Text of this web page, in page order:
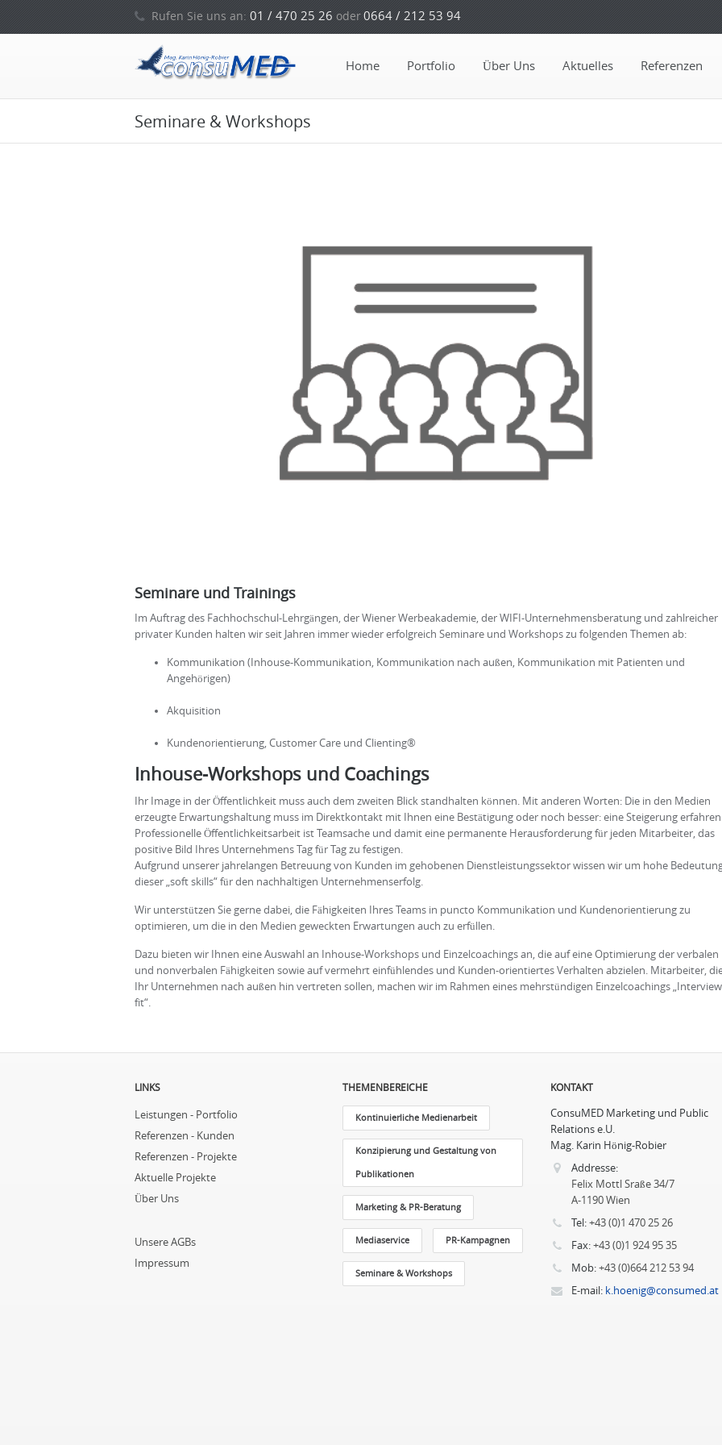
Rufen Sie uns an: 01 / 470 25 26 oder0664 / 212 53 94
Home Portfolio Über Uns Aktuelles Referenzen
Seminare & Workshops
Seminare und Trainings
Im Auftrag des Fachhochschul-Lehrgängen, der Wiener Werbeakademie, der WIFI-Unternehmensberatung und zahlreicher
privater Kunden halten wir seit Jahren immer wieder erfolgreich Seminare und Workshops zu folgenden Themen ab:
Kommunikation (Inhouse-Kommunikation, Kommunikation nach außen, Kommunikation mit Patienten und
Angehörigen)
Akquisition
Kundenorientierung, Customer Care und Clienting®
Inhouse-Workshops und Coachings
Ihr Image in der Öffentlichkeit muss auch dem zweiten Blick standhalten können. Mit anderen Worten: Die in den Medien
erzeugte Erwartungshaltung muss im Direktkontakt mit Ihnen eine Bestätigung oder noch besser: eine Steigerung
Professionelle Öffentlichkeitsarbeit ist Teamsache und damit eine permanente Herausforderung für jeden Mitarbeiter, das
positive Bild Ihres Unternehmens Tag für Tag zu festigen.
Aufgrund unserer jahrelangen Betreuung von Kunden im gehobenen Dienstleistungssektor wissen wir um hohe
dieser „soft skills“ für den nachhaltigen Unternehmenserfolg.
Wir unterstützen Sie gerne dabei, die Fähigkeiten Ihres Teams in puncto Kommunikation und Kundenorientierung zu
optimieren, um die in den Medien geweckten Erwartungen auch zu erfüllen.
Dazu bieten wir Ihnen eine Auswahl an Inhouse-Workshops und Einzelcoachings an, die auf eine Optimierung der verbalen
und nonverbalen Fähigkeiten sowie auf vermehrt einfühlendes und Kunden-orientiertes Verhalten abzielen. Mitarbeiter,
Ihr Unternehmen nach außen hin vertreten sollen, machen wir im Rahmen eines mehrstündigen Einzelcoachings
fit“.
LINKS
Leistungen - Portfolio
Referenzen - Kunden
Referenzen - Projekte
Aktuelle Projekte
Über Uns
Unsere AGBs
Impressum
THEMENBEREICHE
Kontinuierliche Medienarbeit
Konzipierung und Gestaltung von
Publikationen
Marketing & PR-Beratung
Mediaservice PR-Kampagnen
Seminare & Workshops
KONTAKT
ConsuMED Marketing und Public
Relations e.U.
Mag. Karin Hönig-Robier
Addresse:
Felix Mottl Sraße 34/7
A-1190 Wien
Tel:+43 (0)1 470 25 26
Fax:+43 (0)1 924 95 35
Mob:+43 (0)664 212 53 94
E-mail: k.hoenig@consumed.at